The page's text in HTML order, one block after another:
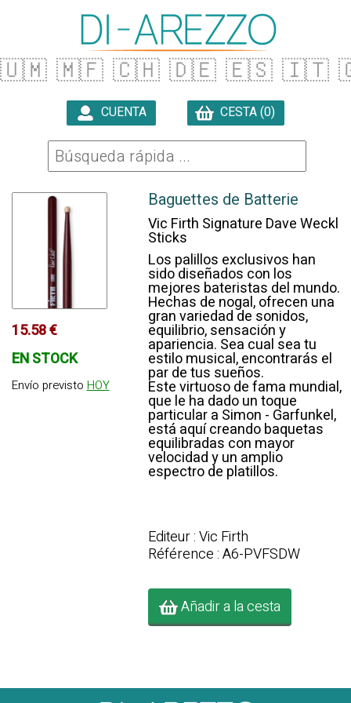
🇺🇲 🇲🇫 🇨🇭 🇩🇪 🇪🇸 🇮🇹
CUENTA CESTA (0)
15.58 €
EN STOCK
Envío previsto HOY
Baguettes de Batterie
Vic Firth Signature Dave Weckl
Sticks
Los palillos exclusivos han
sido diseñados con los
mejores bateristas del mundo.
Hechas de nogal, ofrecen una
gran variedad de sonidos,
equilibrio, sensación y
apariencia. Sea cual sea tu
estilo musical, encontrarás el
par de tus sueños.
Este virtuoso de fama mundial,
que le ha dado un toque
particular a Simon - Garfunkel,
está aquí creando baquetas
equilibradas con mayor
velocidad y un amplio
espectro de platillos.
Editeur : Vic Firth
Référence : A6-PVFSDW
Añadir a la cesta